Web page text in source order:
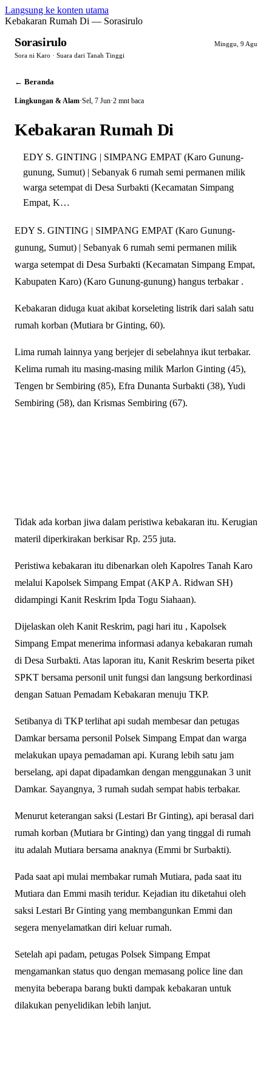
Langsung ke konten utama
Kebakaran Rumah Di — Sorasirulo
Sorasirulo
Minggu, 9 Agu
Sora ni Karo · Suara dari Tanah Tinggi
← Beranda
Lingkungan & Alam·Sel, 7 Jun·2 mnt baca
Kebakaran Rumah Di
EDY S. GINTING | SIMPANG EMPAT (Karo Gunung-
gunung, Sumut) | Sebanyak 6 rumah semi permanen milik
warga setempat di Desa Surbakti (Kecamatan Simpang
Empat, K…
EDY S. GINTING | SIMPANG EMPAT (Karo Gunung-
gunung, Sumut) | Sebanyak 6 rumah semi permanen milik
warga setempat di Desa Surbakti (Kecamatan Simpang Empat,
Kabupaten Karo) (Karo Gunung-gunung) hangus terbakar .
Kebakaran diduga kuat akibat korseleting listrik dari salah satu
rumah korban (Mutiara br Ginting, 60).
Lima rumah lainnya yang berjejer di sebelahnya ikut terbakar.
Kelima rumah itu masing-masing milik Marlon Ginting (45),
Tengen br Sembiring (85), Efra Dunanta Surbakti (38), Yudi
Sembiring (58), dan Krismas Sembiring (67).
Tidak ada korban jiwa dalam peristiwa kebakaran itu. Kerugian
materil diperkirakan berkisar Rp. 255 juta.
Peristiwa kebakaran itu dibenarkan oleh Kapolres Tanah Karo
melalui Kapolsek Simpang Empat (AKP A. Ridwan SH)
didampingi Kanit Reskrim Ipda Togu Siahaan).
Dijelaskan oleh Kanit Reskrim, pagi hari itu , Kapolsek
Simpang Empat menerima informasi adanya kebakaran rumah
di Desa Surbakti. Atas laporan itu, Kanit Reskrim beserta piket
SPKT bersama personil unit fungsi dan langsung berkordinasi
dengan Satuan Pemadam Kebakaran menuju TKP.
Setibanya di TKP terlihat api sudah membesar dan petugas
Damkar bersama personil Polsek Simpang Empat dan warga
melakukan upaya pemadaman api. Kurang lebih satu jam
berselang, api dapat dipadamkan dengan menggunakan 3 unit
Damkar. Sayangnya, 3 rumah sudah sempat habis terbakar.
Menurut keterangan saksi (Lestari Br Ginting), api berasal dari
rumah korban (Mutiara br Ginting) dan yang tinggal di rumah
itu adalah Mutiara bersama anaknya (Emmi br Surbakti).
Pada saat api mulai membakar rumah Mutiara, pada saat itu
Mutiara dan Emmi masih teridur. Kejadian itu diketahui oleh
saksi Lestari Br Ginting yang membangunkan Emmi dan
segera menyelamatkan diri keluar rumah.
Setelah api padam, petugas Polsek Simpang Empat
mengamankan status quo dengan memasang police line dan
menyita beberapa barang bukti dampak kebakaran untuk
dilakukan penyelidikan lebih lanjut.